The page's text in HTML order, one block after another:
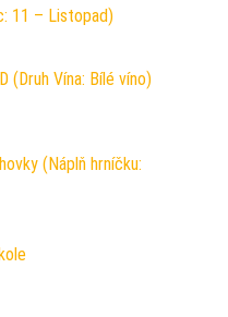
11 – Listopad)
(Druh Vína: Bílé víno)
(Náplň hrníčku: